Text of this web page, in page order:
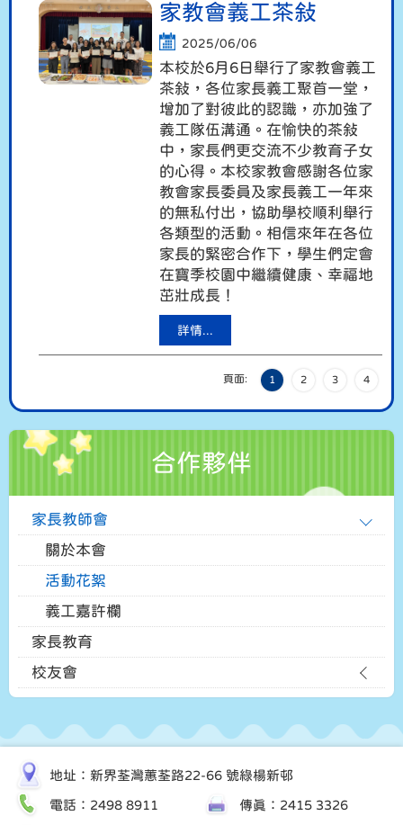
家教會義工茶敍
2025/06/06
本校於6月6日舉行了家教會義工
茶敍，各位家長義工聚首一堂，
增加了對彼此的認識，亦加強了
義工隊伍溝通。在愉快的茶敍
中，家長們更交流不少教育子女
的心得。本校家教會感謝各位家
教會家長委員及家長義工一年來
的無私付出，協助學校順利舉行
各類型的活動。相信來年在各位
家長的緊密合作下，學生們定會
在寶季校園中繼續健康、幸福地
茁壯成長！
詳情...
頁面: 1 2 3 4
合作夥伴
家長教師會
關於本會
活動花絮
義工嘉許欄
家長教育
校友會
地址：新界荃灣蕙荃路22-66 號綠楊新邨
電話：2498 8911 傳真：2415 3326